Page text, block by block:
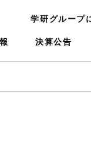
学研グループ
決算公告